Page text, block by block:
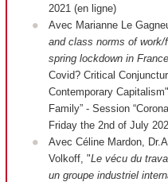
2021 (en ligne)
Avec Marianne Le
and class norms of
spring lockdown in
Covid? Critical
Contemporary
Family” - Session
Friday the 2nd of July
Avec Céline Mardon,
Volkoff, "Le vécu du
un groupe industriel